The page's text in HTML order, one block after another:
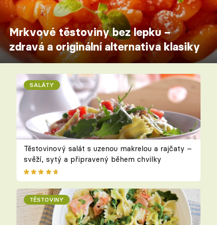
Mrkvové těstoviny bez lepku –
zdravá a originální alternativa klasiky
SALÁTY
Těstovinový salát s uzenou makrelou a rajčaty –
svěží, sytý a připravený během chvilky
TĚSTOVINY